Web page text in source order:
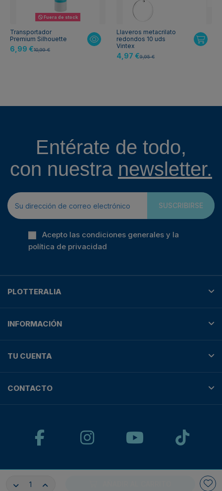
Fuera de stock
Transportador
Premium Silhouette
6,99 €10,99 €
Llaveros metacrilato
redondos 10 uds
Vintex
4,97 €9,95 €
Entérate de todo,
con nuestra newsletter.
SUSCRIBIRSE
Acepto las condiciones generales y la
política de privacidad
PLOTTERALIA
INFORMACIÓN
TU CUENTA
CONTACTO